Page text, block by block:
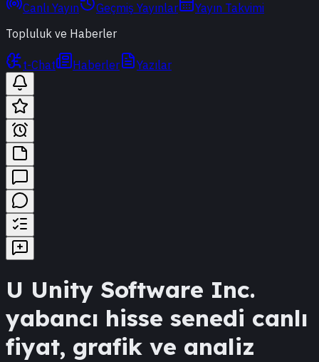
Canlı Yayın Geçmiş Yayınlar
Yayın Takvimi
Topluluk ve Haberler
t-Chat Haberler Yazılar
U Unity Software Inc.
yabancı hisse senedi canlı
fiyat, grafik ve analiz